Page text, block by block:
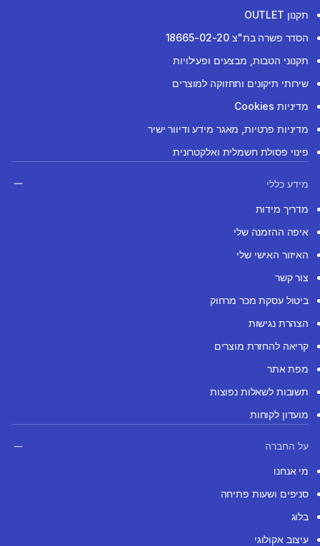
תקנון OUTLET
הסדר פשרה בת"צ 18665-02-20
תקנוני הטבות, מבצעים ופעילויות
שירותי תיקונים ותחזוקה למוצרים
מדיניות Cookies
מדיניות פרטיות, מאגר מידע ודיוור ישיר
פינוי פסולת חשמלית ואלקטרונית
מידע כללי
מדריך מידות
איפה ההזמנה שלי
האיזור האישי שלי
צור קשר
ביטול עסקת מכר מרחוק
הצהרת נגישות
קריאה להחזרת מוצרים
מפת אתר
תשובות לשאלות נפוצות
מועדון לקוחות
על החברה
מי אנחנו
סניפים ושעות פתיחה
בלוג
עיצוב אקולוגי